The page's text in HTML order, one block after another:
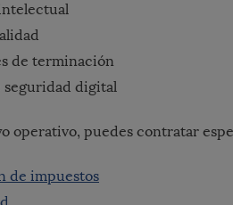
de terminación
seguridad digital
operativo, puedes contratar
de impuestos